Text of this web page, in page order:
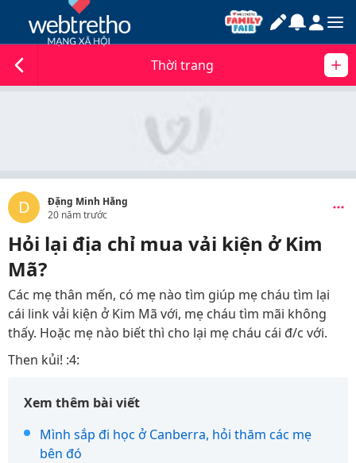
Thời trang
D
Đặng Minh Hằng
20 năm trước
Hỏi lại địa chỉ mua vải kiện ở Kim
Mã?
Các mẹ thân mến, có mẹ nào tìm giúp mẹ cháu tìm lại
cái link vải kiện ở Kim Mã với, mẹ cháu tìm mãi không
thấy. Hoặc mẹ nào biết thì cho lại mẹ cháu cái đ/c với.
Then kủi! :4:
Xem thêm bài viết
Mình sắp đi học ở Canberra, hỏi thăm các mẹ
bên đó